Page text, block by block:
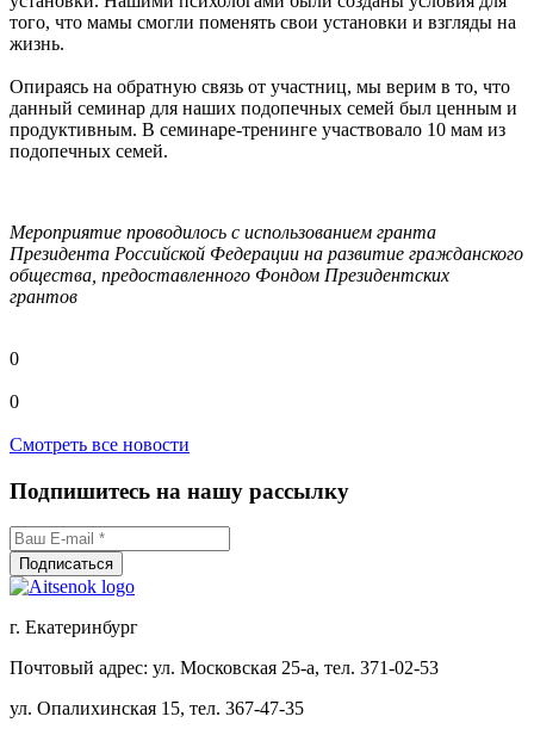
того, что мамы смогли поменять свои установки и взгляды на
жизнь.
Опираясь на обратную связь от участниц, мы верим в то, что
данный семинар для наших подопечных семей был ценным и
продуктивным. В семинаре-тренинге участвовало 10 мам из
подопечных семей.
Мероприятие проводилось с использованием гранта
Президента Российской Федерации на развитие гражданского
общества, предоставленного Фондом Президентских
грантов
0
0
Смотреть все новости
Подпишитесь на нашу рассылку
г. Екатеринбург
Почтовый адрес: ул. Московская 25-а, тел. 371-02-53
ул. Опалихинская 15, тел. 367-47-35